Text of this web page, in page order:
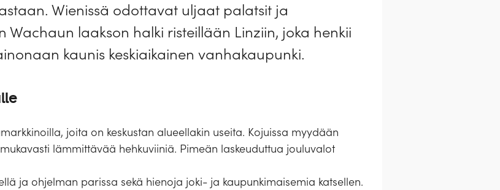
Wienissä odottavat uljaat palatsit ja
Wachaun laakson halki risteillään Linziin, joka henkii
kaunis keskiaikainen vanhakaupunki.
joita on keskustan alueellakin useita. Kojuissa myydään
lämmittävää hehkuviiniä. Pimeän laskeuduttua jouluvalot
ja ohjelman parissa sekä hienoja joki- ja kaupunkimaisemia katsellen.